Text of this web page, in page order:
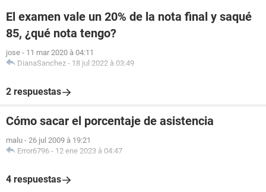
El examen vale un 20% de la nota final y saqué
85, ¿qué nota tengo?
jose - 11 mar 2020 à 04:11
DianaSanchez - 18 jul 2022 à 03:49
2 respuestas
Cómo sacar el porcentaje de asistencia
malu - 26 jul 2009 à 19:21
Error6796 - 12 ene 2023 à 04:47
4 respuestas